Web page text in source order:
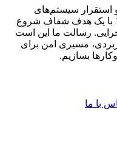
سیستم‌های
فروش در ایران است. ما از سال ۱۴۰۱ با یک هدف شفاف شروع
رسالت ما این است
مسیری امن برای
بسازیم.
با ما